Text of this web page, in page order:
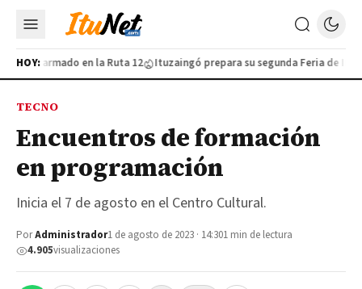
HOY:armado en la Ruta 12 Ituzaingó prepara su segunda Feria de
TECNO
Encuentros de formación
en programación
Inicia el 7 de agosto en el Centro Cultural.
PorAdministrador1 de agosto de 2023 · 14:301 min de lectura
4.905visualizaciones